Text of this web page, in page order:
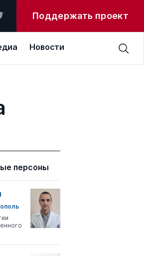
Поддержать проект
Новости
персоны